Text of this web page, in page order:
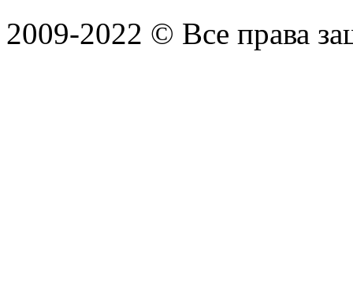
2009-2022 © Все права